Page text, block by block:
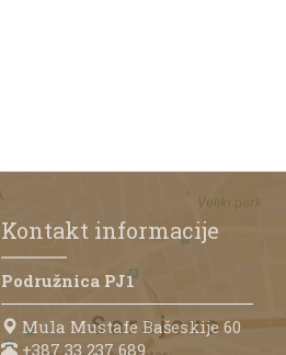
Kontakt informacije
Podružnica PJ1
Mula Mustafe Bašeskije 60
+387 33 237 689